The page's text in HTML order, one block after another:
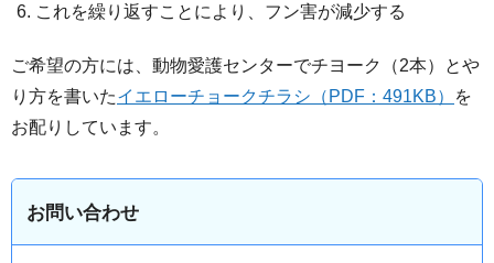
これを繰り返すことにより、フン害が減少する
ご希望の方には、動物愛護センターでチヨーク（2本）とや
り方を書いたイエローチョークチラシ（PDF：491KB）
を
お配りしています。
お問い合わせ